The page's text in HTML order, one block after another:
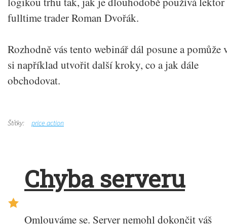
fulltime trader Roman Dvořák.
Rozhodně vás tento webinář dál posune a pomůže
si například utvořit další kroky, co a jak dále
obchodovat.
Štítky: price action
Chyba serveru
Omlouváme se. Server nemohl dokončit váš